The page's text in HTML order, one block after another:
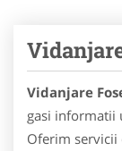
Vidanjare
gasi informatii
Oferim servicii